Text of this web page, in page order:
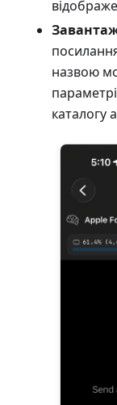
назвою
каталогу